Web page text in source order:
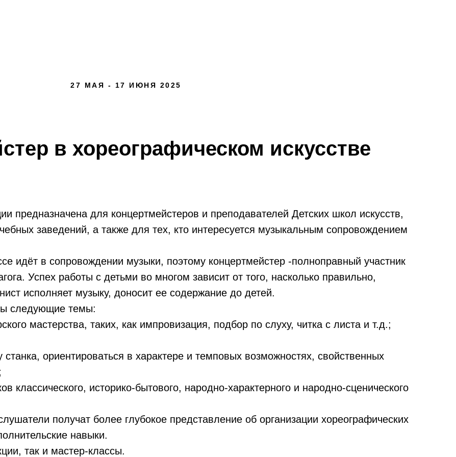
27 МАЯ - 17 ИЮНЯ 2025
в хореографическом искусстве
предназначена для концертмейстеров и преподавателей Детских школ искусств,
заведений, а также для тех, кто интересуется музыкальным сопровождением
идёт в сопровождении музыки, поэтому концертмейстер -полноправный участник
Успех работы с детьми во многом зависит от того, насколько правильно,
исполняет музыку, доносит ее содержание до детей.
следующие темы:
мастерства, таких, как импровизация, подбор по слуху, читка с листа и т.д.;
ориентироваться в характере и темповых возможностях, свойственных
классического, историко-бытового, народно-характерного и народно-сценического
получат более глубокое представление об организации хореографических
навыки.
так и мастер-классы.